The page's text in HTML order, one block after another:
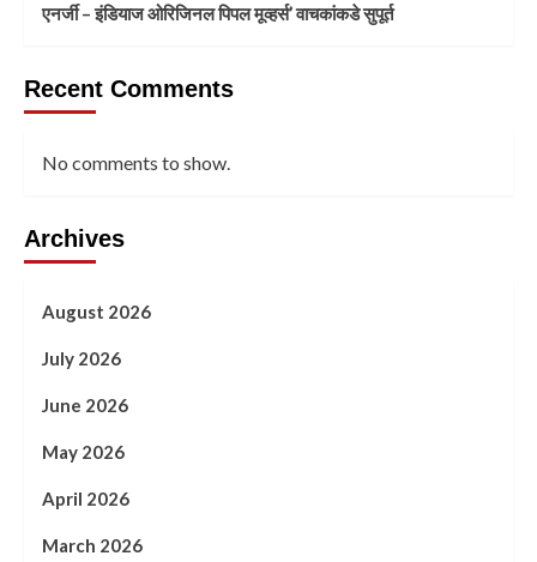
एनर्जी – इंडियाज ओरिजिनल पिपल मूव्हर्स’ वाचकांकडे सुपूर्त
Recent Comments
No comments to show.
Archives
August 2026
July 2026
June 2026
May 2026
April 2026
March 2026